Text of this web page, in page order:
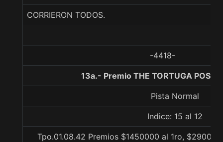
CORRIERON TODOS.
-4418-
13a.- Premio THE TORTUGA POST,
Pista Normal
Indice: 15 al 12
Tpo.01.08.42 Premios $1450000 al 1ro,